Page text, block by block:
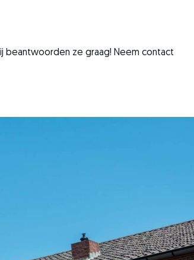
beantwoorden ze graag! Neem contact